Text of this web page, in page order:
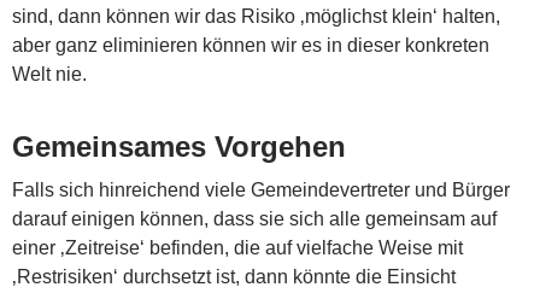
sind, dann können wir das Risiko ‚möglichst klein‘ halten,
aber ganz eliminieren können wir es in dieser konkreten
Welt nie.
Gemeinsames Vorgehen
Falls sich hinreichend viele Gemeindevertreter und Bürger
darauf einigen können, dass sie sich alle gemeinsam auf
einer ‚Zeitreise‘ befinden, die auf vielfache Weise mit
‚Restrisiken‘ durchsetzt ist, dann könnte die Einsicht